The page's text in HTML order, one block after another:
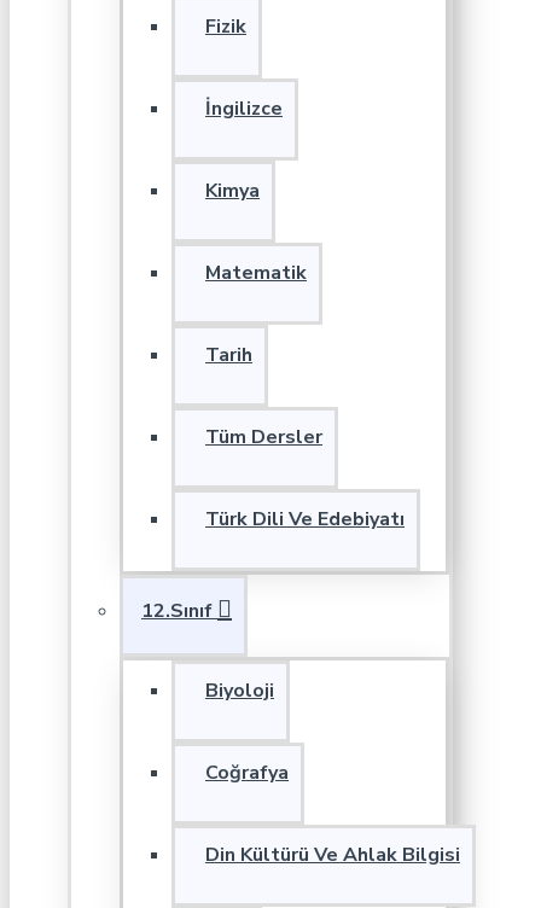
Fizik
İngilizce
Kimya
Matematik
Tarih
Tüm Dersler
Türk Dili Ve Edebiyatı
12.Sınıf
Biyoloji
Coğrafya
Din Kültürü Ve Ahlak Bilgisi